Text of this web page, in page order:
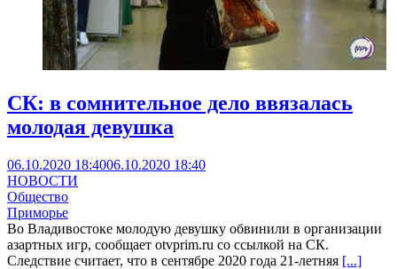
СК: в сомнительное дело ввязалась
молодая девушка
06.10.2020 18:4006.10.2020 18:40
НОВОСТИ
Общество
Приморье
Во Владивостоке молодую девушку обвинили в организации
азартных игр, сообщает otvprim.ru со ссылкой на СК.
Следствие считает, что в сентябре 2020 года 21-летняя [...]